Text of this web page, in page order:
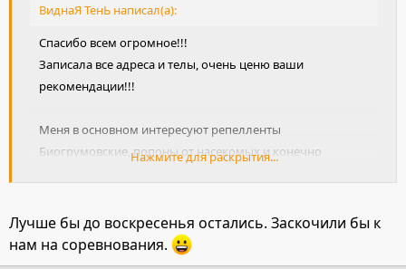
ВиднаЯ ТенЬ написал(а):
Спасибо всем огромное!!!
Записала все адреса и телы, очень ценю ваши
рекомендации!!!
Меня в основном интересуют репелленты
Биогрумовские, попоны от насекомых и конечно
Tina, я вот прям завтра (11го) и выезжаю, так что буду в
Питере со вторника до пятницы вероятно... Рада была бы
пересечься, так что кидаю в личку номер мобильника,
Нажмите для раскрытия...
Лучше бы до воскресенья остались. Заскочили бы к
нам на соревнования.